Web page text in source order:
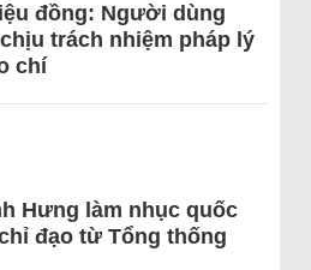
đồng: Người dùng
trách nhiệm pháp lý
chí
Hưng làm nhục quốc
đạo từ Tổng thống